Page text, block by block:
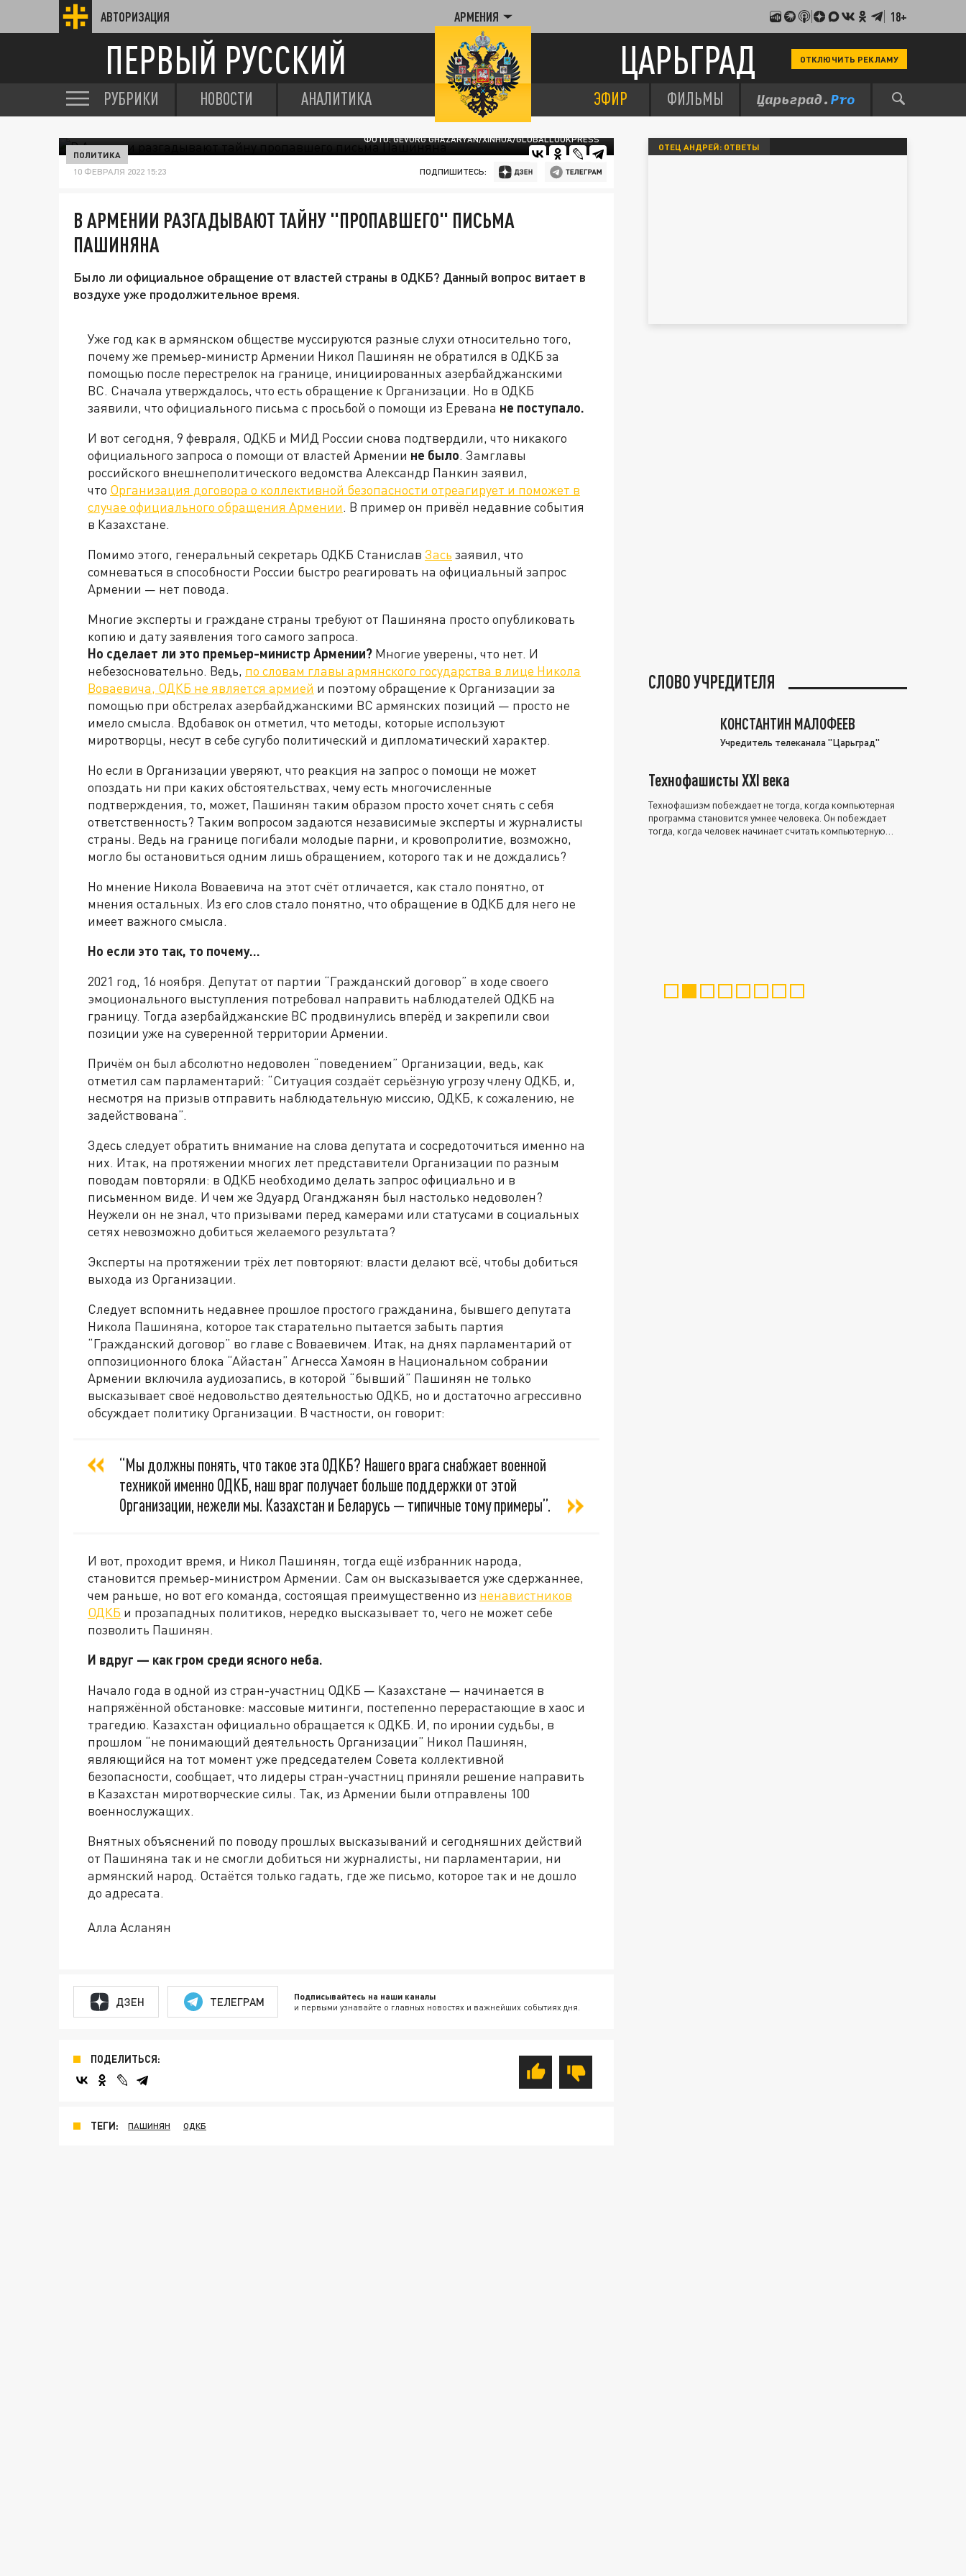
АВТОРИЗАЦИЯ АРМЕНИЯ 18+
ПЕРВЫЙ РУССКИЙ ЦАРЬГРАД ОТКЛЮЧИТЬ РЕКЛАМУ
РУБРИКИ НОВОСТИ АНАЛИТИКА ЭФИР ФИЛЬМЫ
ФОТО: GEVORG GHAZARYAN/XINHUA/GLOBALLOOKPRESS
ПОЛИТИКА
10 ФЕВРАЛЯ 2022 15:23 ПОДПИШИТЕСЬ:
В АРМЕНИИ РАЗГАДЫВАЮТ ТАЙНУ "ПРОПАВШЕГО" ПИСЬМА
ПАШИНЯНА
Было ли официальное обращение от властей страны в ОДКБ? Данный вопрос витает в
воздухе уже продолжительное время.
Уже год как в армянском обществе муссируются разные слухи относительно того,
почему же премьер-министр Армении Никол Пашинян не обратился в ОДКБ за
помощью после перестрелок на границе, инициированных азербайджанскими
ВС. Сначала утверждалось, что есть обращение к Организации. Но в ОДКБ
заявили, что официального письма с просьбой о помощи из Еревана не поступало.
И вот сегодня, 9 февраля, ОДКБ и МИД России снова подтвердили, что никакого
официального запроса о помощи от властей Армении не было. Замглавы
российского внешнеполитического ведомства Александр Панкин заявил,
что Организация договора о коллективной безопасности отреагирует и поможет в
случае официального обращения Армении. В пример он привёл недавние события
в Казахстане.
Помимо этого, генеральный секретарь ОДКБ Станислав Зась заявил, что
сомневаться в способности России быстро реагировать на официальный запрос
Армении — нет повода.
Многие эксперты и граждане страны требуют от Пашиняна просто опубликовать
копию и дату заявления того самого запроса.
Но сделает ли это премьер-министр Армении? Многие уверены, что нет. И
небезосновательно. Ведь, по словам главы армянского государства в лице Никола
Воваевича, ОДКБ не является армией и поэтому обращение к Организации за
помощью при обстрелах азербайджанскими ВС армянских позиций — просто не
имело смысла. Вдобавок он отметил, что методы, которые используют
миротворцы, несут в себе сугубо политический и дипломатический характер.
Но если в Организации уверяют, что реакция на запрос о помощи не может
опоздать ни при каких обстоятельствах, чему есть многочисленные
подтверждения, то, может, Пашинян таким образом просто хочет снять с себя
ответственность? Таким вопросом задаются независимые эксперты и журналисты
страны. Ведь на границе погибали молодые парни, и кровопролитие, возможно,
могло бы остановиться одним лишь обращением, которого так и не дождались?
Но мнение Никола Воваевича на этот счёт отличается, как стало понятно, от
мнения остальных. Из его слов стало понятно, что обращение в ОДКБ для него не
имеет важного смысла.
Но если это так, то почему…
2021 год, 16 ноября. Депутат от партии “Гражданский договор” в ходе своего
эмоционального выступления потребовал направить наблюдателей ОДКБ на
границу. Тогда азербайджанские ВС продвинулись вперёд и закрепили свои
позиции уже на суверенной территории Армении.
Причём он был абсолютно недоволен “поведением” Организации, ведь, как
отметил сам парламентарий: “Ситуация создаёт серьёзную угрозу члену ОДКБ, и,
несмотря на призыв отправить наблюдательную миссию, ОДКБ, к сожалению, не
задействована”.
Здесь следует обратить внимание на слова депутата и сосредоточиться именно на
них. Итак, на протяжении многих лет представители Организации по разным
поводам повторяли: в ОДКБ необходимо делать запрос официально и в
письменном виде. И чем же Эдуард Оганджанян был настолько недоволен?
Неужели он не знал, что призывами перед камерами или статусами в социальных
сетях невозможно добиться желаемого результата?
Эксперты на протяжении трёх лет повторяют: власти делают всё, чтобы добиться
выхода из Организации.
Следует вспомнить недавнее прошлое простого гражданина, бывшего депутата
Никола Пашиняна, которое так старательно пытается забыть партия
“Гражданский договор” во главе с Воваевичем. Итак, на днях парламентарий от
оппозиционного блока “Айастан” Агнесса Хамоян в Национальном собрании
Армении включила аудиозапись, в которой “бывший” Пашинян не только
высказывает своё недовольство деятельностью ОДКБ, но и достаточно агрессивно
обсуждает политику Организации. В частности, он говорит:
“Мы должны понять, что такое эта ОДКБ? Нашего врага снабжает военной
техникой именно ОДКБ, наш враг получает больше поддержки от этой
Организации, нежели мы. Казахстан и Беларусь — типичные тому примеры”.
И вот, проходит время, и Никол Пашинян, тогда ещё избранник народа,
становится премьер-министром Армении. Сам он высказывается уже сдержаннее,
чем раньше, но вот его команда, состоящая преимущественно из ненавистников
ОДКБ и прозападных политиков, нередко высказывает то, чего не может себе
позволить Пашинян.
И вдруг — как гром среди ясного неба.
Начало года в одной из стран-участниц ОДКБ — Казахстане — начинается в
напряжённой обстановке: массовые митинги, постепенно перерастающие в хаос и
трагедию. Казахстан официально обращается к ОДКБ. И, по иронии судьбы, в
прошлом “не понимающий деятельность Организации” Никол Пашинян,
являющийся на тот момент уже председателем Совета коллективной
безопасности, сообщает, что лидеры стран-участниц приняли решение направить
в Казахстан миротворческие силы. Так, из Армении были отправлены 100
военнослужащих.
Внятных объяснений по поводу прошлых высказываний и сегодняшних действий
от Пашиняна так и не смогли добиться ни журналисты, ни парламентарии, ни
армянский народ. Остаётся только гадать, где же письмо, которое так и не дошло
до адресата.
Алла Асланян
ДЗЕН ТЕЛЕГРАМ Подписывайтесь на наши каналы
и первыми узнавайте о главных новостях и важнейших событиях дня.
ПОДЕЛИТЬСЯ:
ТЕГИ: ПАШИНЯН ОДКБ
ОТЕЦ АНДРЕЙ: ОТВЕТЫ
СЛОВО УЧРЕДИТЕЛЯ
КОНСТАНТИН МАЛОФЕЕВ
Учредитель телеканала "Царьград"
Технофашисты XXI века
Технофашизм побеждает не тогда, когда компьютерная
программа становится умнее человека. Он побеждает
тогда, когда человек начинает считать компьютерную